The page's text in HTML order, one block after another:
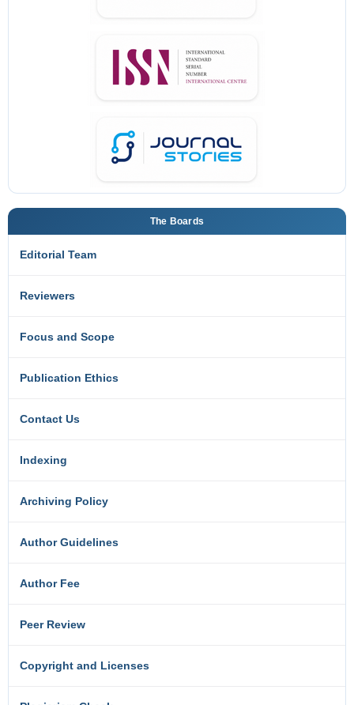
The Boards
Editorial Team
Reviewers
Focus and Scope
Publication Ethics
Contact Us
Indexing
Archiving Policy
Author Guidelines
Author Fee
Peer Review
Copyright and Licenses